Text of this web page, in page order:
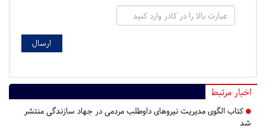
اخبار مرتبط
کتاب الگوی مدیریت نیروهای داوطلب مردمی در جهاد سازندگی منتشر
شد